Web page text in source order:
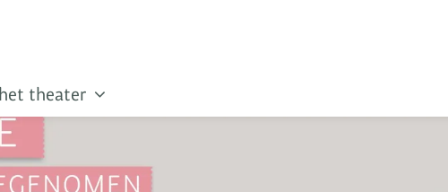
het theater